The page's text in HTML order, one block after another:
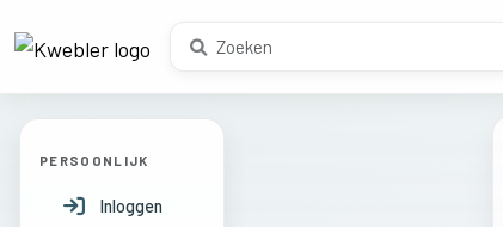
PERSOONLIJK
Inloggen